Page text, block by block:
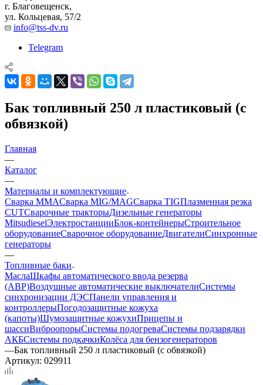
г. Благовещенск,
ул. Кольцевая, 57/2
info@tss-dv.ru
Telegram
Бак топливный 250 л пластиковый (с
обвязкой)
Главная
—
Каталог
—
Материалы и комплектующие
Сварка MMAСварка MIG/MAGСварка TIGПлазменная резка
CUTСварочные тракторыДизельные генераторы
MitsudieselЭлектростанцииБлок-контейнерыСтроительное
оборудованиеСварочное оборудованиеДвигателиСинхронные
генераторы
—
Топливные баки
МаслаШкафы автоматического ввода резерва
(АВР)Воздушные автоматические выключателиСистемы
синхронизации ДЭСПанели управления и
контроллерыПогодозащитные кожуха
(капоты)Шумозащитные кожухиПрицепы и
шассиВиброопорыСистемы подогреваСистемы подзарядки
АКБСистемы подкачкиКолёса для бензогенераторов
—Бак топливный 250 л пластиковый (с обвязкой)
Артикул: 029911